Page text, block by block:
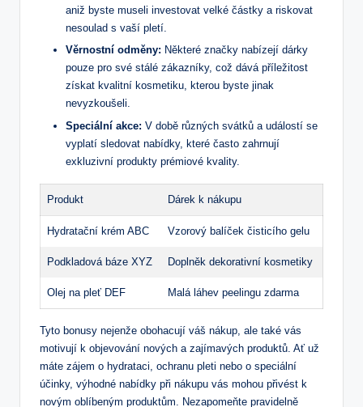
aniž⁢ byste​ museli investovat velké ⁤částky a riskovat
nesoulad s vaší pletí.
Věrnostní odměny: Některé​ značky nabízejí dárky
pouze pro své stálé‌ zákazníky,⁢ což dává příležitost
získat ⁣kvalitní kosmetiku,⁣ kterou⁤ byste ‍jinak
nevyzkoušeli.
Speciální akce: V době různých svátků⁣ a událostí se⁣
vyplatí sledovat nabídky, které často zahrnují
exkluzivní produkty prémiové kvality.
Produkt Dárek k nákupu
Hydratační krém ABC Vzorový ​balíček⁢ čisticího gelu
Podkladová⁣ báze XYZ Doplněk dekorativní kosmetiky
Olej na ⁣pleť DEF Malá láhev ‍peelingu zdarma
Tyto bonusy‍ nejenže‍ obohacují váš nákup,‌ ale také vás⁤
motivují k objevování⁣ nových a zajímavých produktů. Ať už
máte zájem o hydrataci, ochranu ⁢pleti nebo o⁤ speciální
účinky, výhodné ‍nabídky při nákupu vás mohou přivést k
novým oblíbeným produktům. Nezapomeňte pravidelně